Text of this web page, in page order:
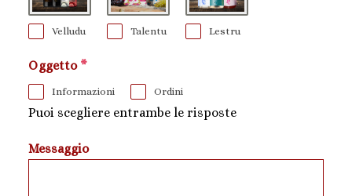
Velludu Talentu Lestru
Oggetto *
Informazioni Ordini
Puoi scegliere entrambe le risposte
Messaggio